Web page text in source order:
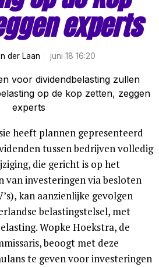
experts
der Laan juni 18 16:20
heeft plannen gepresenteerd
tussen bedrijven volledig
die gericht is op het
van investeringen via besloten
kan aanzienlijke gevolgen
belastingstelsel, met
Wopke Hoekstra, de
beoogt met deze
te geven voor investeringen